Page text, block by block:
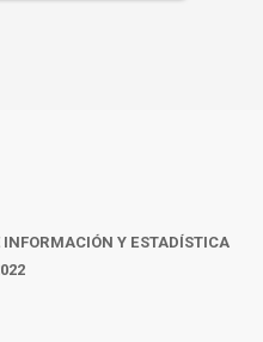
Y ESTADÍSTICA